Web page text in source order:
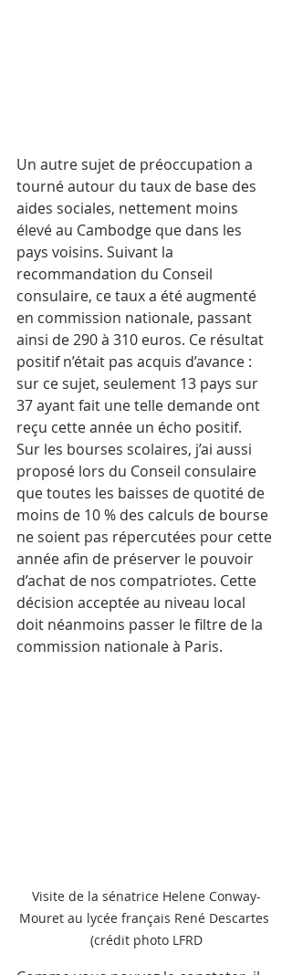
Un autre sujet de préoccupation a
tourné autour du taux de base des
aides sociales, nettement moins
élevé au Cambodge que dans les
pays voisins. Suivant la
recommandation du Conseil
consulaire, ce taux a été augmenté
en commission nationale, passant
ainsi de 290 à 310 euros. Ce résultat
positif n’était pas acquis d’avance :
sur ce sujet, seulement 13 pays sur
37 ayant fait une telle demande ont
reçu cette année un écho positif.
Sur les bourses scolaires, j’ai aussi
proposé lors du Conseil consulaire
que toutes les baisses de quotité de
moins de 10 % des calculs de bourse
ne soient pas répercutées pour cette
année afin de préserver le pouvoir
d’achat de nos compatriotes. Cette
décision acceptée au niveau local
doit néanmoins passer le filtre de la
commission nationale à Paris.
Visite de la sénatrice Helene Conway-
Mouret au lycée français René Descartes
(crédit photo LFRD